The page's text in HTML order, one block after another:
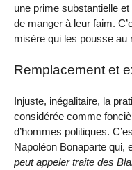
une prime substantielle
de manger à leur faim.
misère qui les pousse au
Remplacement et
Injuste, inégalitaire, la
considérée comme
d’hommes politiques.
Napoléon Bonaparte qui,
peut appeler traite des